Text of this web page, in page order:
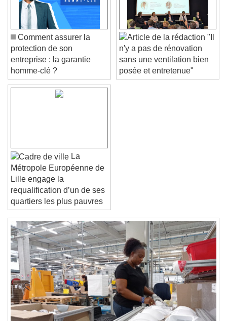
Caption Area Background
Color
Font Size
Text Edge Style
Reset
Done
Close Modal Dialog
End of dialog window.
Comment assurer la
protection de son
entreprise : la garantie
homme-clé ?
n'y a pas de rénovation
sans une ventilation bien
posée et entretenue"
La
Métropole Européenne de
Lille engage la
requalification d’un de ses
quartiers les plus pauvres